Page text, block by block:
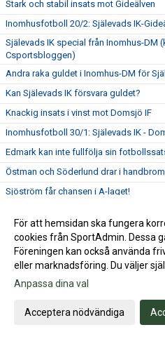
Stark och stabil insats mot Gideälven
Inomhusfotboll 20/2: Själevads IK-
Själevads IK special från Inomhus-DM
Csportsbloggen)
Andra raka guldet i Inomhus-DM för
Kan Själevads IK försvara guldet?
Knackig insats i vinst mot Domsjö IF
Inomhusfotboll 30/1: Själevads IK -
Edmark kan inte fullfölja sin
Östman och Söderlund drar i
Sjöström får chansen i A-laget!
Upp och ner mot MoDo FF
Spelordningen för Division 1 Norrland
Inomhusfotboll 16/1: Själevads IK vs
Inomhusmatcher på BR-hallen
Forsgren till MoDo FF
För att hemsidan ska fungera
cookies från SportAdmin. Dessa
Föreningen kan också använda
eller marknadsföring. Du väljer
Anpassa dina val
Acceptera nödvändiga